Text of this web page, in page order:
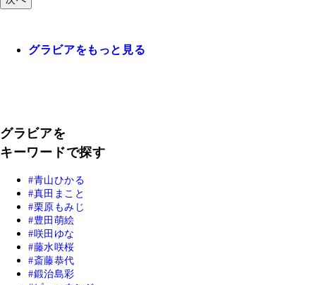
グラビアをもっと見る
グラビアを
キーワードで探す
青山ひかる
真田まこと
栗原もみじ
豊田萌絵
咲田ゆな
藤水咲桜
斎藤恭代
鍛治島彩